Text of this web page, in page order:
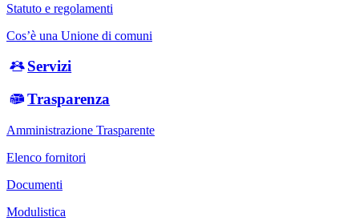
Statuto e regolamenti
Cos’è una Unione di comuni
Servizi
Trasparenza
Amministrazione Trasparente
Elenco fornitori
Documenti
Modulistica